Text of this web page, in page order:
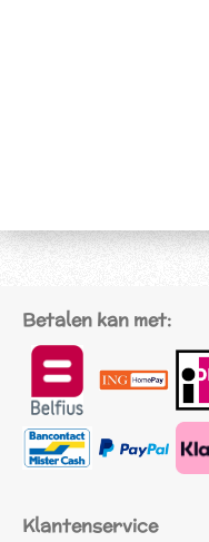
Betalen kan met:
Klantenservice